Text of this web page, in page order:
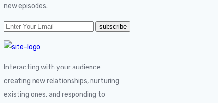
new episodes.
Interacting with your audience
creating new relationships, nurturing
existing ones, and responding to